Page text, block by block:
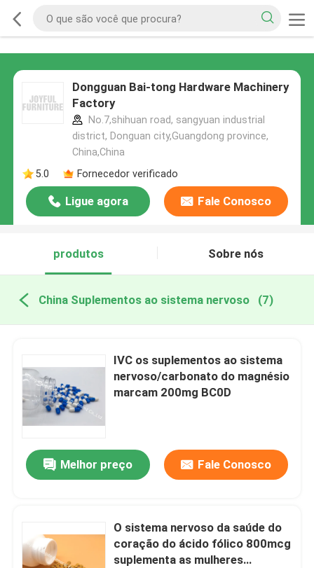
Dongguan Bai-tong Hardware Machinery
Factory
No.7,shihuan road, sangyuan industrial
district, Donguan city,Guangdong province,
China,China
5.0
Fornecedor verificado
Ligue agora Fale Conosco
produtos Sobre nós
China Suplementos ao sistema nervoso (7)
IVC os suplementos ao sistema
nervoso/carbonato do magnésio
marcam 200mg BC0D
Melhor preço Fale Conosco
O sistema nervoso da saúde do
coração do ácido fólico 800mcg
suplementa as mulheres